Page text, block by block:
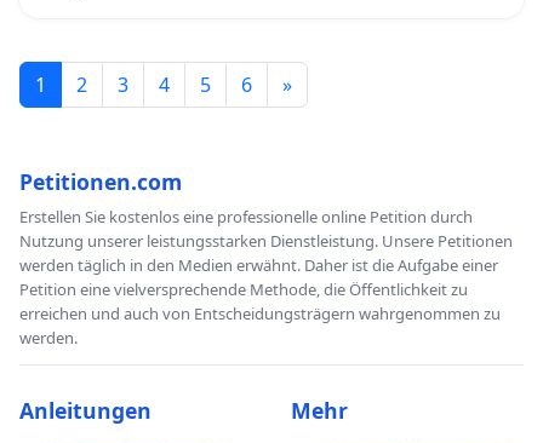
1 2 3 4 5 6 »
Petitionen.com
Erstellen Sie kostenlos eine professionelle online Petition durch
Nutzung unserer leistungsstarken Dienstleistung. Unsere Petitionen
werden täglich in den Medien erwähnt. Daher ist die Aufgabe einer
Petition eine vielversprechende Methode, die Öffentlichkeit zu
erreichen und auch von Entscheidungsträgern wahrgenommen zu
werden.
Anleitungen Mehr